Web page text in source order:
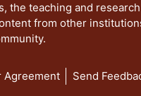
teaching and
from other
Agreement Send